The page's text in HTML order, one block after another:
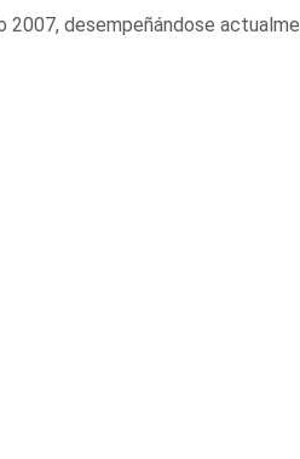
2007, desempeñándose